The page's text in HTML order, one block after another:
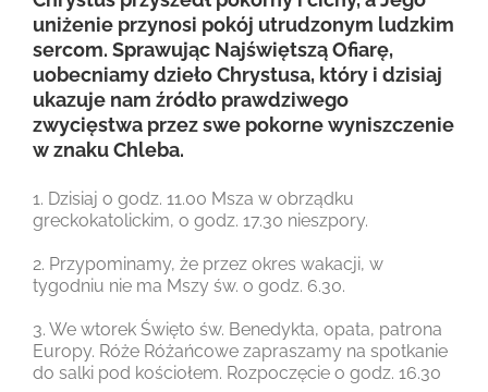
uniżenie przynosi pokój utrudzonym ludzkim
sercom. Sprawując Najświętszą Ofiarę,
uobecniamy dzieło Chrystusa, który i dzisiaj
ukazuje nam źródło prawdziwego
zwycięstwa przez swe pokorne wyniszczenie
w znaku Chleba.
1. Dzisiaj o godz. 11.00 Msza w obrządku
greckokatolickim, o godz. 17.30 nieszpory.
2. Przypominamy, że przez okres wakacji, w
tygodniu nie ma Mszy św. o godz. 6.30.
3. We wtorek Święto św. Benedykta, opata, patrona
Europy. Róże Różańcowe zapraszamy na spotkanie
do salki pod kościołem. Rozpoczęcie o godz. 16.30